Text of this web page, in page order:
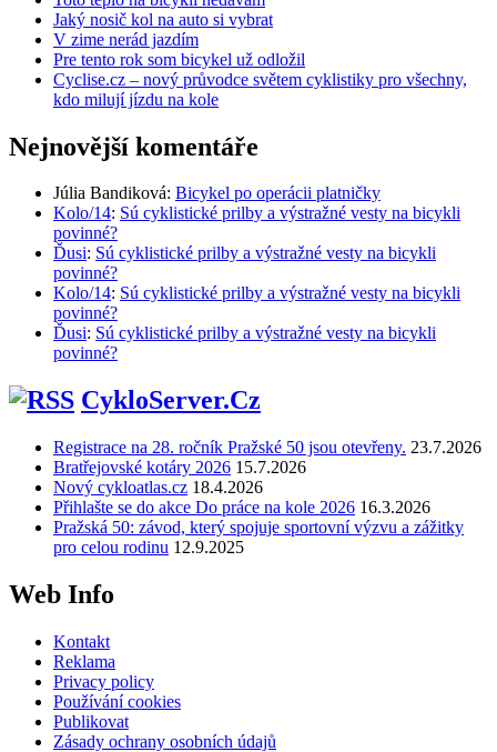
Jaký nosič kol na auto si vybrat
V zime nerád jazdím
Pre tento rok som bicykel už odložil
Cyclise.cz – nový průvodce světem cyklistiky pro všechny,
kdo milují jízdu na kole
Nejnovější komentáře
Júlia Bandiková: Bicykel po operácii platničky
Kolo/14: Sú cyklistické prilby a výstražné vesty na bicykli
povinné?
Ďusi: Sú cyklistické prilby a výstražné vesty na bicykli
povinné?
Kolo/14: Sú cyklistické prilby a výstražné vesty na bicykli
povinné?
Ďusi: Sú cyklistické prilby a výstražné vesty na bicykli
povinné?
CykloServer.Cz
Registrace na 28. ročník Pražské 50 jsou otevřeny. 23.7.2026
Bratřejovské kotáry 2026 15.7.2026
Nový cykloatlas.cz 18.4.2026
Přihlašte se do akce Do práce na kole 2026 16.3.2026
Pražská 50: závod, který spojuje sportovní výzvu a zážitky
pro celou rodinu 12.9.2025
Web Info
Kontakt
Reklama
Privacy policy
Používání cookies
Publikovat
Zásady ochrany osobních údajů